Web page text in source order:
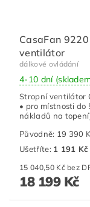
CasaFan
ventilátor
dálkové ovládání
4-10 dní
Stropní ventilátor
• pro místnosti do
nákladů na
Původně: 19 390
Ušetříte: 1 191
15 040,50 Kč
18 199 Kč